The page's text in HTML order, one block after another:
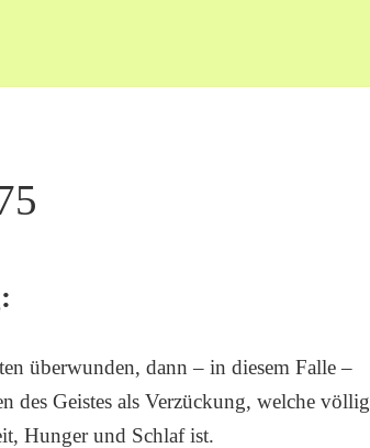
überwunden, dann – in diesem Falle –
des Geistes als Verzückung, welche völlig
Hunger und Schlaf ist.